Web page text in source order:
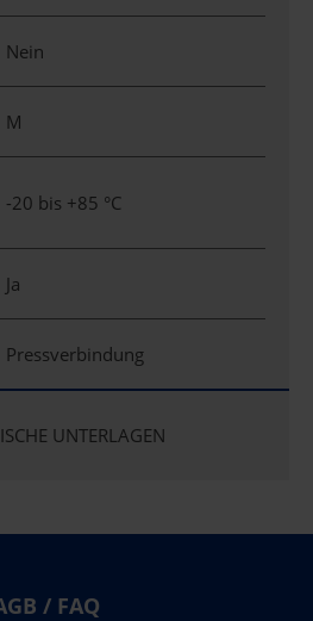
Nein
M
-20 bis +85 °C
Ja
Pressverbindung
UNTERLAGEN
/ FAQ